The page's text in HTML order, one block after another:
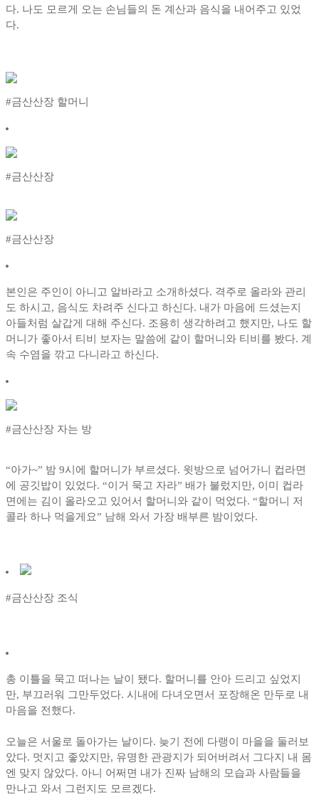
다. 나도 모르게 오는 손님들의 돈 계산과 음식을 내어주고 있었
다.
#금산산장 할머니
#금산산장
#금산산장
본인은 주인이 아니고 알바라고 소개하셨다. 격주로 올라와 관리
도 하시고, 음식도 차려주 신다고 하신다. 내가 마음에 드셨는지
아들처럼 살갑게 대해 주신다. 조용히 생각하려고 했지만, 나도 할
머니가 좋아서 티비 보자는 말씀에 같이 할머니와 티비를 봤다. 계
속 수염을 깎고 다니라고 하신다.
#금산산장 자는 방
“아가~” 밤 9시에 할머니가 부르셨다. 윗방으로 넘어가니 컵라면
에 공깃밥이 있었다. “이거 묵고 자라” 배가 불렀지만, 이미 컵라
면에는 김이 올라오고 있어서 할머니와 같이 먹었다. “할머니 저
콜라 하나 먹을게요” 남해 와서 가장 배부른 밤이었다.
#금산산장 조식
총 이틀을 묵고 떠나는 날이 됐다. 할머니를 안아 드리고 싶었지
만, 부끄러워 그만두었다. 시내에 다녀오면서 포장해온 만두로 내
마음을 전했다.
오늘은 서울로 돌아가는 날이다. 늦기 전에 다랭이 마을을 둘러보
았다. 멋지고 좋았지만, 유명한 관광지가 되어버려서 그다지 내 몸
엔 맞지 않았다. 아니 어쩌면 내가 진짜 남해의 모습과 사람들을
만나고 와서 그런지도 모르겠다.